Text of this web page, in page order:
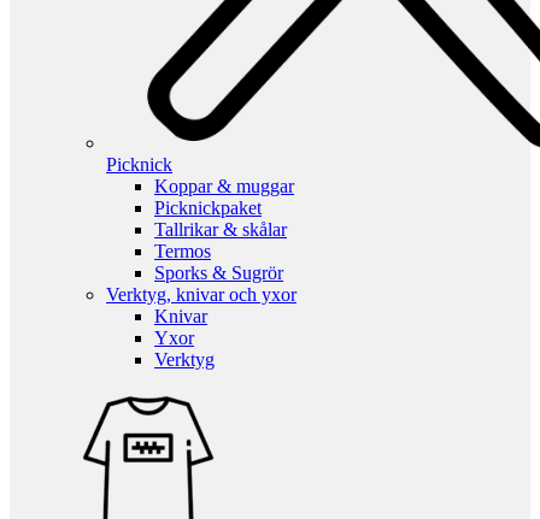
Picknick
Koppar & muggar
Picknickpaket
Tallrikar & skålar
Termos
Sporks & Sugrör
Verktyg, knivar och yxor
Knivar
Yxor
Verktyg